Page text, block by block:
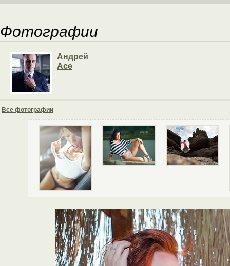
Фотографии
Андрей
Ace
Все фотографии